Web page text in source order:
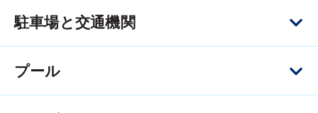
駐車場と交通機関
プール